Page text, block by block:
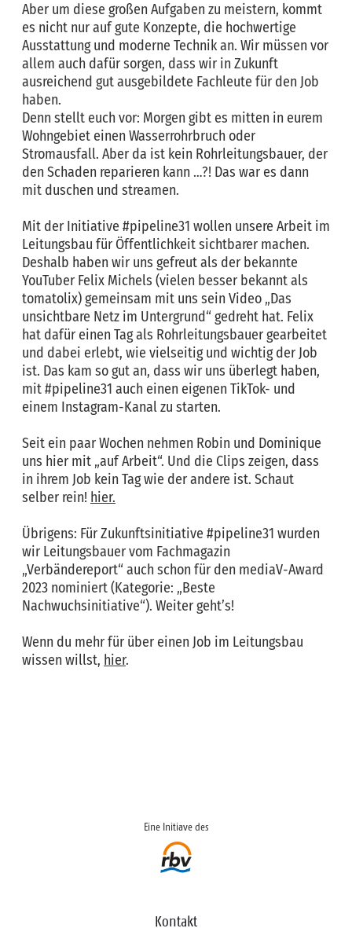
Aber um diese großen Aufgaben zu meistern, kommt
es nicht nur auf gute Konzepte, die hochwertige
Ausstattung und moderne Technik an. Wir müssen vor
allem auch dafür sorgen, dass wir in Zukunft
ausreichend gut ausgebildete Fachleute für den Job
haben.
Denn stellt euch vor: Morgen gibt es mitten in eurem
Wohngebiet einen Wasserrohrbruch oder
Stromausfall. Aber da ist kein Rohrleitungsbauer, der
den Schaden reparieren kann …?! Das war es dann
mit duschen und streamen.
Mit der Initiative #pipeline31 wollen unsere Arbeit im
Leitungsbau für Öffentlichkeit sichtbarer machen.
Deshalb haben wir uns gefreut als der bekannte
YouTuber Felix Michels (vielen besser bekannt als
tomatolix) gemeinsam mit uns sein Video „Das
unsichtbare Netz im Untergrund“ gedreht hat. Felix
hat dafür einen Tag als Rohrleitungsbauer gearbeitet
und dabei erlebt, wie vielseitig und wichtig der Job
ist. Das kam so gut an, dass wir uns überlegt haben,
mit #pipeline31 auch einen eigenen TikTok- und
einem Instagram-Kanal zu starten.
Seit ein paar Wochen nehmen Robin und Dominique
uns hier mit „auf Arbeit“. Und die Clips zeigen, dass
in ihrem Job kein Tag wie der andere ist. Schaut
selber rein! hier.
Übrigens: Für Zukunftsinitiative #pipeline31 wurden
wir Leitungsbauer vom Fachmagazin
„Verbändereport“ auch schon für den mediaV-Award
2023 nominiert (Kategorie: „Beste
Nachwuchsinitiative“). Weiter geht’s!
Wenn du mehr für über einen Job im Leitungsbau
wissen willst, hier.
Eine Initiave des
Kontakt